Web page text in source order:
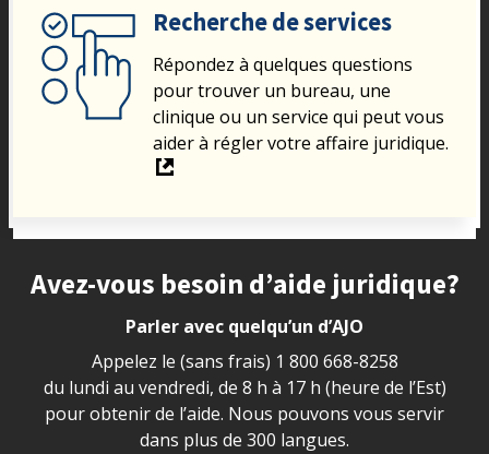
Recherche de services
Répondez à quelques questions
pour trouver un bureau, une
clinique ou un service qui peut vous
aider à régler votre affaire juridique.
Site footer
Avez-vous besoin d’aide juridique?
Parler avec quelqu’un d’AJO
Appelez le (sans frais) 1 800 668-8258
du lundi au vendredi, de 8 h à 17 h (heure de l’Est)
pour obtenir de l’aide. Nous pouvons vous servir
dans plus de 300 langues.